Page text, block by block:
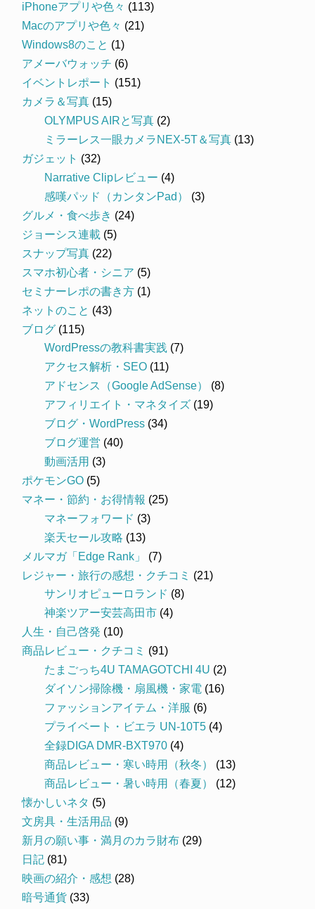
iPhoneアプリや色々 (113)
Macのアプリや色々 (21)
Windows8のこと (1)
アメーバウォッチ (6)
イベントレポート (151)
カメラ＆写真 (15)
OLYMPUS AIRと写真 (2)
ミラーレス一眼カメラNEX-5T＆写真 (13)
ガジェット (32)
Narrative Clipレビュー (4)
感嘆パッド（カンタンPad）
(3)
グルメ・食べ歩き (24)
ジョーシス連載 (5)
スナップ写真 (22)
スマホ初心者・シニア (5)
セミナーレポの書き方 (1)
ネットのこと (43)
ブログ (115)
WordPressの教科書実践 (7)
アクセス解析・SEO (11)
アドセンス（Google AdSense）
(8)
アフィリエイト・マネタイズ (19)
ブログ・WordPress (34)
ブログ運営 (40)
動画活用 (3)
ポケモンGO (5)
マネー・節約・お得情報 (25)
マネーフォワード (3)
楽天セール攻略 (13)
メルマガ「Edge Rank」
(7)
レジャー・旅行の感想・クチコミ (21)
サンリオピューロランド (8)
神楽ツアー安芸高田市 (4)
人生・自己啓発 (10)
商品レビュー・クチコミ (91)
たまごっち4U TAMAGOTCHI 4U (2)
ダイソン掃除機・扇風機・家電 (16)
ファッションアイテム・洋服 (6)
プライベート・ビエラ UN-10T5 (4)
全録DIGA DMR-BXT970 (4)
商品レビュー・寒い時用（秋冬）
(13)
商品レビュー・暑い時用（春夏）
(12)
懐かしいネタ (5)
文房具・生活用品 (9)
新月の願い事・満月のカラ財布 (29)
日記 (81)
映画の紹介・感想 (28)
暗号通貨 (33)